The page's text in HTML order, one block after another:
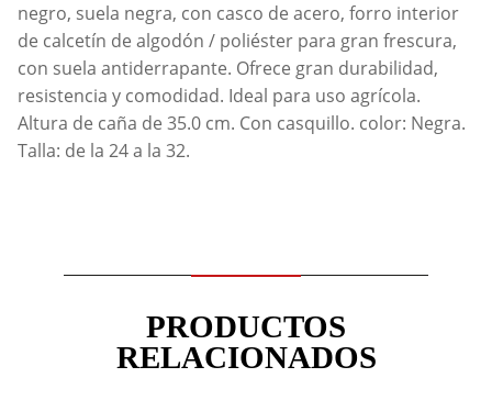
negro, suela negra, con casco de acero, forro interior
de calcetín de algodón / poliéster para gran frescura,
con suela antiderrapante. Ofrece gran durabilidad,
resistencia y comodidad. Ideal para uso agrícola.
Altura de caña de 35.0 cm. Con casquillo. color: Negra.
Talla: de la 24 a la 32.
PRODUCTOS
RELACIONADOS